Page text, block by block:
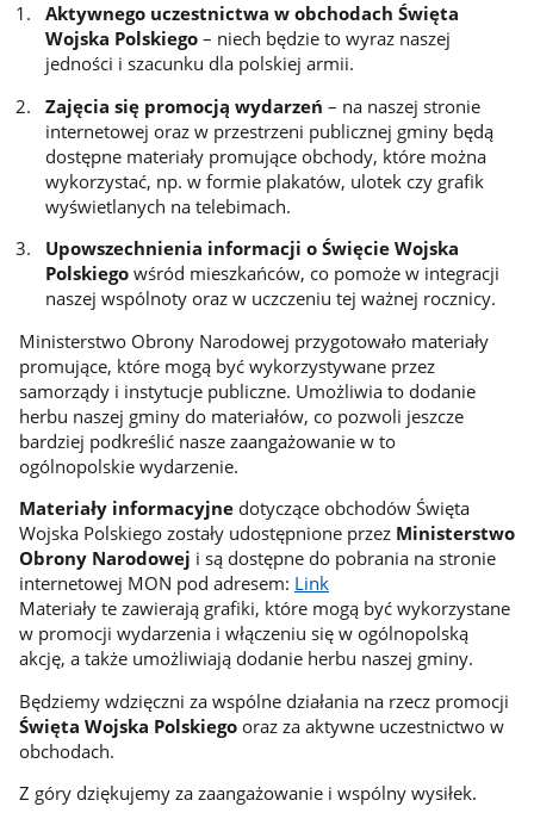
Aktywnego uczestnictwa w obchodach Święta
Wojska Polskiego– niech będzie to wyraz naszej
jedności i szacunku dla polskiej armii.
Zajęcia się promocją wydarzeń – na naszej stronie
internetowej oraz w przestrzeni publicznej gminy będą
dostępne materiały promujące obchody, które można
wykorzystać, np. w formie plakatów, ulotek czy grafik
wyświetlanych na telebimach.
Upowszechnienia informacji o Święcie Wojska
Polskiegowśród mieszkańców, co pomoże w integracji
naszej wspólnoty oraz w uczczeniu tej ważnej rocznicy.
Ministerstwo Obrony Narodowej przygotowało materiały
promujące, które mogą być wykorzystywane przez
samorządy i instytucje publiczne. Umożliwia to dodanie
herbu naszej gminy do materiałów, co pozwoli jeszcze
bardziej podkreślić nasze zaangażowanie w to
ogólnopolskie wydarzenie.
Materiały informacyjnedotyczące obchodów Święta
Wojska Polskiego zostały udostępnione przez Ministerstwo
Obrony Narodowej i są dostępne do pobrania na stronie
internetowej MON pod adresem: Link
Materiały te zawierają grafiki, które mogą być wykorzystane
w promocji wydarzenia i włączeniu się w ogólnopolską
akcję, a także umożliwiają dodanie herbu naszej gminy.
Będziemy wdzięczni za wspólne działania na rzecz promocji
Święta Wojska Polskiegooraz za aktywne uczestnictwo w
obchodach.
Z góry dziękujemy za zaangażowanie i wspólny wysiłek.